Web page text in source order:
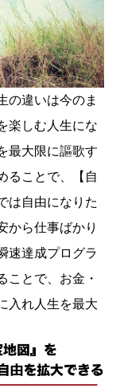
の違いは今のま
楽しむ人生にな
最大限に謳歌す
ることで、【自
は自由になりた
から仕事ばかり
速達成プログラ
とで、お金・
入れ人生を最大